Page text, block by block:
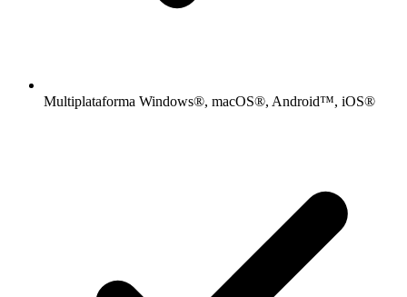
Multiplataforma Windows®, macOS®, Android™, iOS®